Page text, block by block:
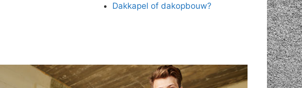
Dakkapel of dakopbouw?